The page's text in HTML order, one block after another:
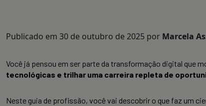
Publicado em 30 de outubro de 2025 por Marcela
Você já pensou em ser parte da transformação digital que
tecnológicas e trilhar uma carreira repleta de
Neste guia de profissão, você vai descobrir o que faz um